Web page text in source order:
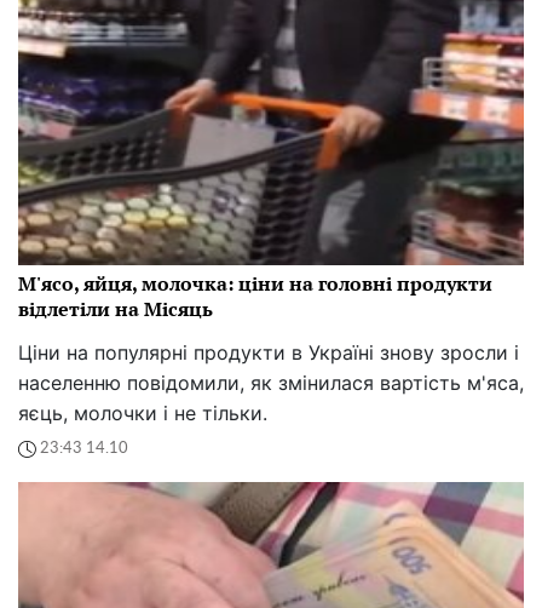
М'ясо, яйця, молочка: ціни на головні продукти
відлетіли на Місяць
Ціни на популярні продукти в Україні знову зросли і
населенню повідомили, як змінилася вартість м'яса,
яєць, молочки і не тільки.
23:43 14.10